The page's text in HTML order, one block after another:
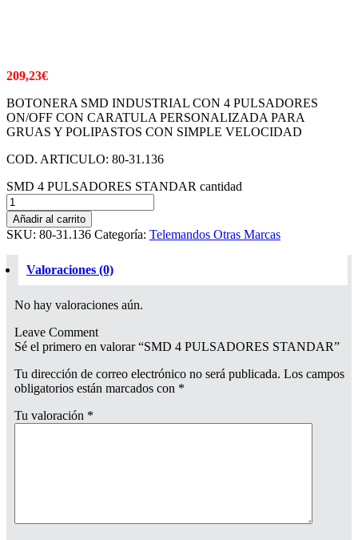
209,23€
BOTONERA SMD INDUSTRIAL CON 4 PULSADORES
ON/OFF CON CARATULA PERSONALIZADA PARA
GRUAS Y POLIPASTOS CON SIMPLE VELOCIDAD
COD. ARTICULO: 80-31.136
SMD 4 PULSADORES STANDAR cantidad
Añadir al carrito
SKU: 80-31.136 Categoría: Telemandos Otras Marcas
Valoraciones (0)
No hay valoraciones aún.
Leave Comment
Sé el primero en valorar “SMD 4 PULSADORES STANDAR”
Tu dirección de correo electrónico no será publicada. Los campos
obligatorios están marcados con *
Tu valoración *